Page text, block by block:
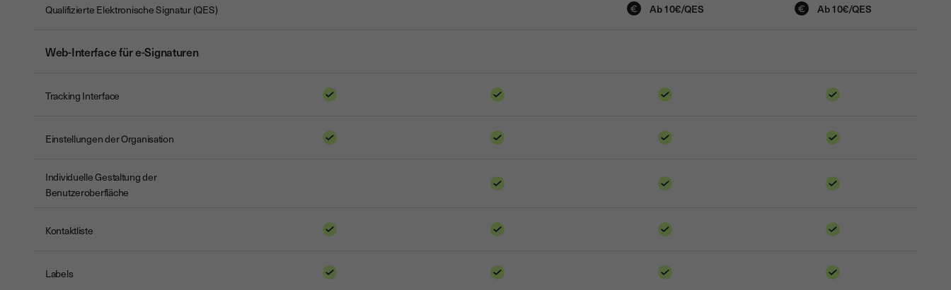
Qualifizierte Elektronische Signatur (QES) Ab 10€/QES Ab 10€/QES
Web-Interface für e-Signaturen
Tracking Interface
Einstellungen der Organisation
Individuelle Gestaltung der
Benutzeroberfläche
Kontaktliste
Labels